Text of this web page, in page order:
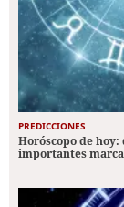
PREDICCIONES
Horóscopo de
importantes